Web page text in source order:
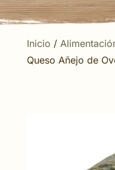
Inicio /
Queso Añejo de